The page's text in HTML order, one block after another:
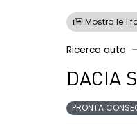
Mostra le 1
Ricerca auto
DACIA
PRONTA